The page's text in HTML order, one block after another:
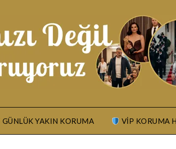
GÜNLÜK YAKIN KORUMA VIP KORUMA